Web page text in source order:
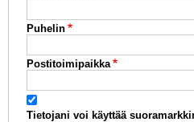
Puhelin
Postitoimipaikka
Tietojani voi käyttää